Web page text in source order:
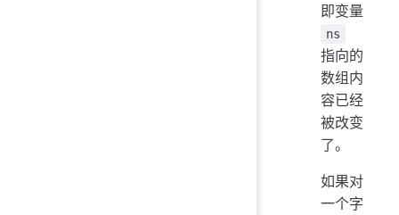
即变量
ns
指向的
数组内
容已经
被改变
了。
如果对
一个字